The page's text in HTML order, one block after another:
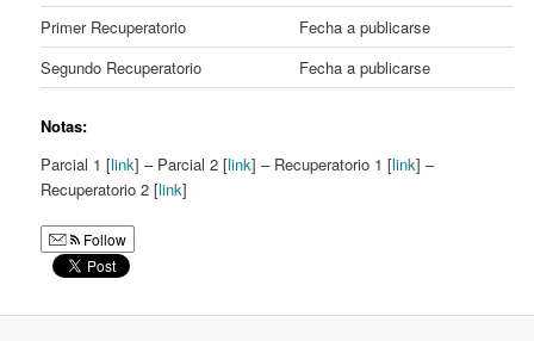
Primer Recuperatorio
Fecha a publicarse
Segundo Recuperatorio
Fecha a publicarse
Notas:
Parcial 1 [link] – Parcial 2 [link] – Recuperatorio 1 [link] –
Recuperatorio 2 [link]
Follow